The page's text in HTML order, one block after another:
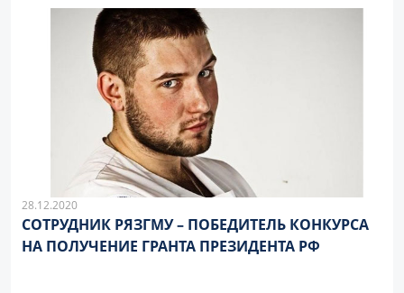
28.12.2020
СОТРУДНИК РЯЗГМУ – ПОБЕДИТЕЛЬ КОНКУРСА
НА ПОЛУЧЕНИЕ ГРАНТА ПРЕЗИДЕНТА РФ